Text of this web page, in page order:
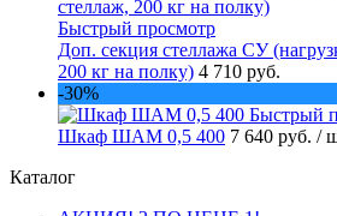
Быстрый просмотр
Доп. секция стеллажа СУ
200 кг на полку) 4 710 руб.
-30%
Быстрый
Шкаф ШАМ 0,5 400 7 640 руб. /
Каталог